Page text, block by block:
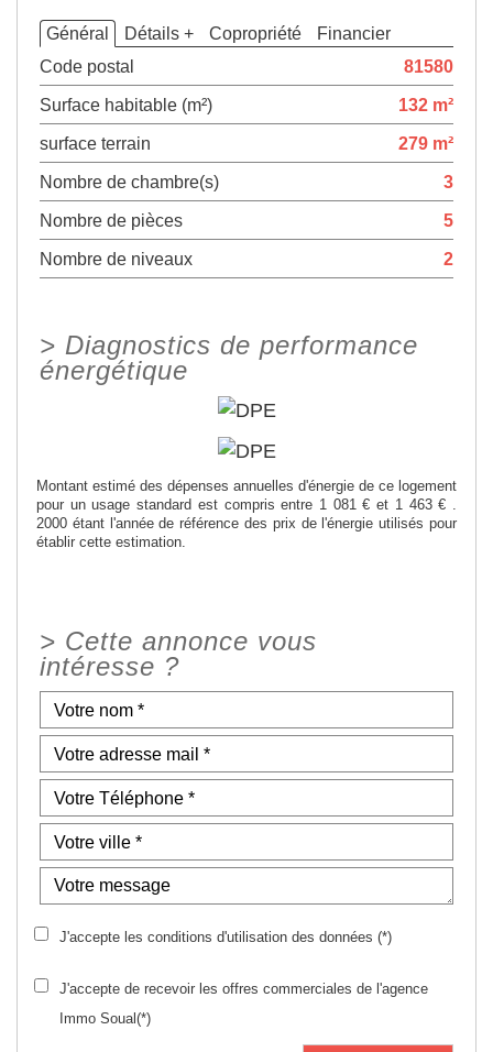
Général Détails + Copropriété
Financier
Code postal
81580
Surface habitable (m²)
132 m²
surface terrain
279 m²
Nombre de chambre(s)
3
Nombre de pièces
5
Nombre de niveaux
2
> Diagnostics de performance
énergétique
Montant estimé des dépenses annuelles d'énergie de ce logement
pour un usage standard est compris entre 1 081 € et 1 463 € .
2000 étant l'année de référence des prix de l'énergie utilisés pour
établir cette estimation.
> Cette annonce vous
intéresse ?
J'accepte les conditions d'utilisation des données (*)
J'accepte de recevoir les offres commerciales de l'agence
Immo Soual(*)